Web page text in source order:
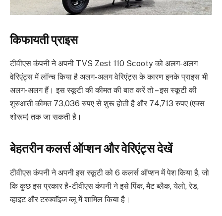
किफायती प्राइस
टीवीएस कंपनी ने अपनी TVS Zest 110 Scooty को अलग-अलग
वेरिएंट्स में लॉन्च किया है अलग-अलग वेरिएंट्स के कारण इनके प्राइस भी
अलग-अलग हैं। इस स्कूटी की कीमत की बात करें तो – इस स्कूटी की
शुरुआती कीमत 73,036 रुपए से शुरू होती है और 74,713 रुपए (एक्स
शोरूम) तक जा सकती है।
बेहतरीन कलर्स ऑप्शन और वेरिएंट्स देखें
टीवीएस कंपनी ने अपनी इस स्कूटी को 6 कलर्स ऑप्शन में पेश किया है, जो
कि कुछ इस प्रकार है- टीवीएस कंपनी ने इसे पिंक, मैट ब्लैक, येलो, रेड,
व्हाइट और टरक्वाॅइज ब्लू में शामिल किया है।